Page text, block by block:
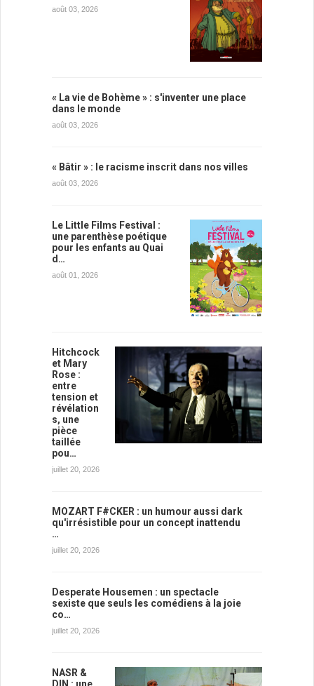
août 03, 2026
« La vie de Bohème » : s'inventer une place
dans le monde
août 03, 2026
« Bâtir » : le racisme inscrit dans nos villes
août 03, 2026
Le Little Films Festival :
une parenthèse poétique
pour les enfants au Quai
d…
août 01, 2026
Hitchcock
et Mary
Rose :
entre
tension et
révélation
s, une
pièce
taillée
pou…
juillet 20, 2026
MOZART F#CKER : un humour aussi dark
qu'irrésistible pour un concept inattendu
…
juillet 20, 2026
Desperate Housemen : un spectacle
sexiste que seuls les comédiens à la joie
co…
juillet 20, 2026
NASR &